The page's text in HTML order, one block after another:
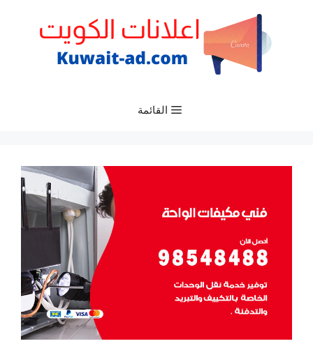
القائمة